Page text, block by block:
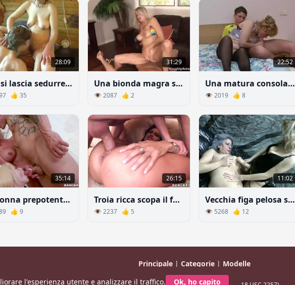
28:09
Milf si lascia sedurre dal figlio della sua amica
👍 35
31:29
Una bionda magra si ritrova da sola con ragazzo per trescata
👁 2087 👍 2
22:52
Una matura consola un giocatore della squadra di calcio giovanile
👁 2019 👍 8
35:14
La donna prepotente ha dato a suo marito un'amante e loro tre fanno sesso
👍 9
26:15
Troia ricca scopa il fotografo
👁 2237 👍 5
11:02
Vecchia figa pelosa signora grassa fa sesso con giovane lesbica
👁 5268 👍 12
Principale | Categorie | Modelle
© 2026 CaldaDonna.com
l'esperienza utente e analizzare il traffico. Ok, ho capito